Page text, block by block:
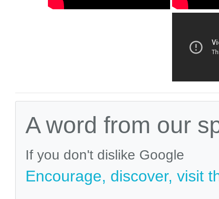
A word from our
If you don't dislike Google
Encourage, discover, visit